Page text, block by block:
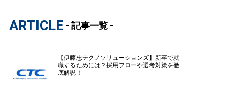
ARTICLE - 記事一覧 -
【伊藤忠テクノソリューションズ】新卒で就
職するためには？採用フローや選考対策を徹
底解説！